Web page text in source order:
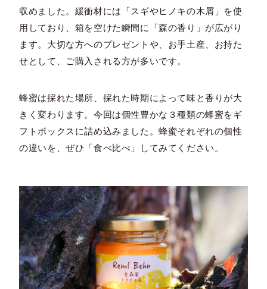
収めました。緩衝材には「スギやヒノキの木屑」を使
用しており、箱を空けた瞬間に「森の香り」が広がり
ます。大切な方へのプレゼントや、お手土産、お持た
せとして、ご購入される方が多いです。
蜂蜜は採れた場所、採れた時期によって味と香りが大
きく変わります。今回は個性豊かな３種類の蜂蜜をギ
フトボックスに詰め込みました。蜂蜜それぞれの個性
の違いを、ぜひ「食べ比べ」してみてください。